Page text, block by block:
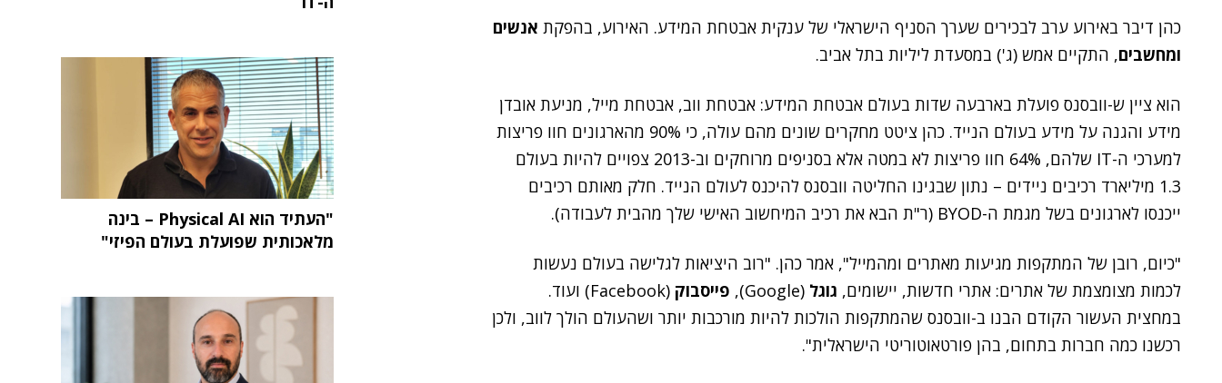
כהן דיבר באירוע ערב לבכירים שערך הסניף הישראלי של ענקית אבטחת המידע. האירוע, בהפקת אנשים
ומחשבים, התקיים אמש (ג') במסעדת ליליות בתל אביב.
הוא ציין ש-וובסנס פועלת בארבעה שדות בעולם אבטחת המידע: אבטחת ווב, אבטחת מייל, מניעת אובדן
מידע והגנה על מידע בעולם הנייד. כהן ציטט מחקרים שונים מהם עולה, כי 90% מהארגונים חוו פריצות
למערכי ה-IT שלהם, 64% חוו פריצות לא במטה אלא בסניפים מרוחקים וב-2013 צפויים להיות בעולם
1.3 מיליארד רכיבים ניידים – נתון שבגינו החליטה וובסנס להיכנס לעולם הנייד. חלק מאותם רכיבים
ייכנסו לארגונים בשל מגמת ה-BYOD (ר"ת הבא את רכיב המיחשוב האישי שלך מהבית לעבודה).
"כיום, רובן של המתקפות מגיעות מאתרים ומהמייל", אמר כהן. "רוב היציאות לגלישה בעולם נעשות
לכמות מצומצמת של אתרים: אתרי חדשות, יישומים, גוגל (Google), פייסבוק
(Facebook) ועוד.
במחצית העשור הקודם הבנו ב-וובסנס שהמתקפות הולכות להיות מורכבות יותר ושהעולם הולך לווב, ולכן
רכשנו כמה חברות בתחום, בהן פורטאוטוריטי הישראלית".
"העתיד הוא Physical AI – בינה
מלאכותית שפועלת בעולם הפיזי"